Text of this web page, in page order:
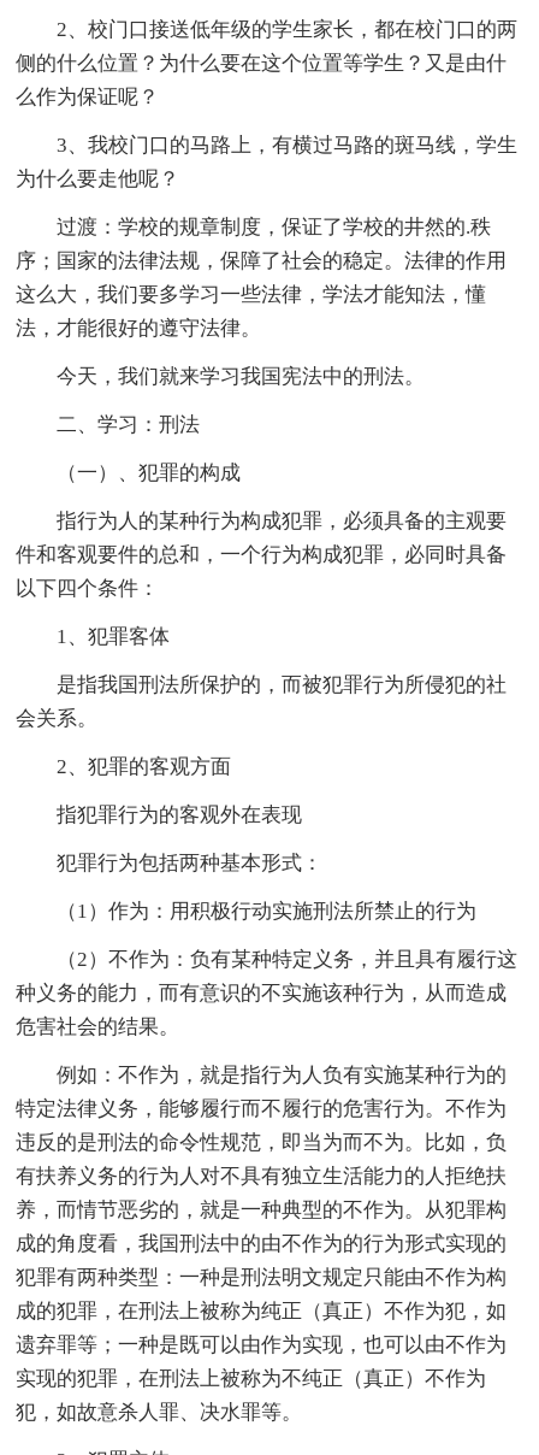
2、校门口接送低年级的学生家长，都在校门口的两
侧的什么位置？为什么要在这个位置等学生？又是由什
么作为保证呢？
3、我校门口的马路上，有横过马路的斑马线，学生
为什么要走他呢？
过渡：学校的规章制度，保证了学校的井然的.秩
序；国家的法律法规，保障了社会的稳定。法律的作用
这么大，我们要多学习一些法律，学法才能知法，懂
法，才能很好的遵守法律。
今天，我们就来学习我国宪法中的刑法。
二、学习：刑法
（一）、犯罪的构成
指行为人的某种行为构成犯罪，必须具备的主观要
件和客观要件的总和，一个行为构成犯罪，必同时具备
以下四个条件：
1、犯罪客体
是指我国刑法所保护的，而被犯罪行为所侵犯的社
会关系。
2、犯罪的客观方面
指犯罪行为的客观外在表现
犯罪行为包括两种基本形式：
（1）作为：用积极行动实施刑法所禁止的行为
（2）不作为：负有某种特定义务，并且具有履行这
种义务的能力，而有意识的不实施该种行为，从而造成
危害社会的结果。
例如：不作为，就是指行为人负有实施某种行为的
特定法律义务，能够履行而不履行的危害行为。不作为
违反的是刑法的命令性规范，即当为而不为。比如，负
有扶养义务的行为人对不具有独立生活能力的人拒绝扶
养，而情节恶劣的，就是一种典型的不作为。从犯罪构
成的角度看，我国刑法中的由不作为的行为形式实现的
犯罪有两种类型：一种是刑法明文规定只能由不作为构
成的犯罪，在刑法上被称为纯正（真正）不作为犯，如
遗弃罪等；一种是既可以由作为实现，也可以由不作为
实现的犯罪，在刑法上被称为不纯正（真正）不作为
犯，如故意杀人罪、决水罪等。